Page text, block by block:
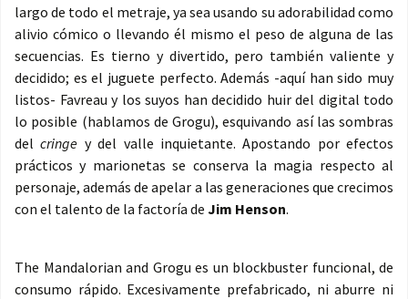
largo de todo el metraje, ya sea usando su adorabilidad como
alivio cómico o llevando él mismo el peso de alguna de las
secuencias. Es tierno y divertido, pero también valiente y
decidido; es el juguete perfecto. Además -aquí han sido muy
listos- Favreau y los suyos han decidido huir del digital todo
lo posible (hablamos de Grogu), esquivando así las sombras
delcringe y del valle inquietante. Apostando por efectos
prácticos y marionetas se conserva la magia respecto al
personaje, además de apelar a las generaciones que crecimos
con el talento de la factoría de Jim Henson.
The Mandalorian and Grogu es un blockbuster funcional, de
consumo rápido. Excesivamente prefabricado, ni aburre ni